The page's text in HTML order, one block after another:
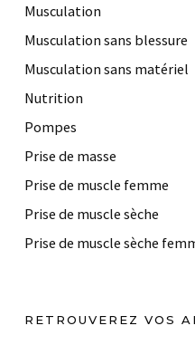
Musculation
Musculation sans blessure
Musculation sans matériel
Nutrition
Pompes
Prise de masse
Prise de muscle femme
Prise de muscle sèche
Prise de muscle sèche
RETROUVEREZ VOS